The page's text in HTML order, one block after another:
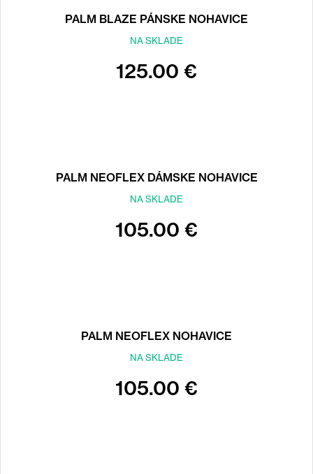
PALM BLAZE PÁNSKE NOHAVICE
NA SKLADE
125.00 €
PALM NEOFLEX DÁMSKE NOHAVICE
NA SKLADE
105.00 €
PALM NEOFLEX NOHAVICE
NA SKLADE
105.00 €